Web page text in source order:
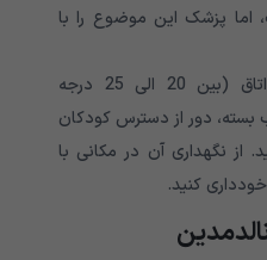
اما پزشک این موضوع را با
سمپرویک را باید در دمای اتاق (بین 20 الی 25 درجه
بسته، دور از دسترس کودکان
از نگهداری آن در مکانی با
کنید.